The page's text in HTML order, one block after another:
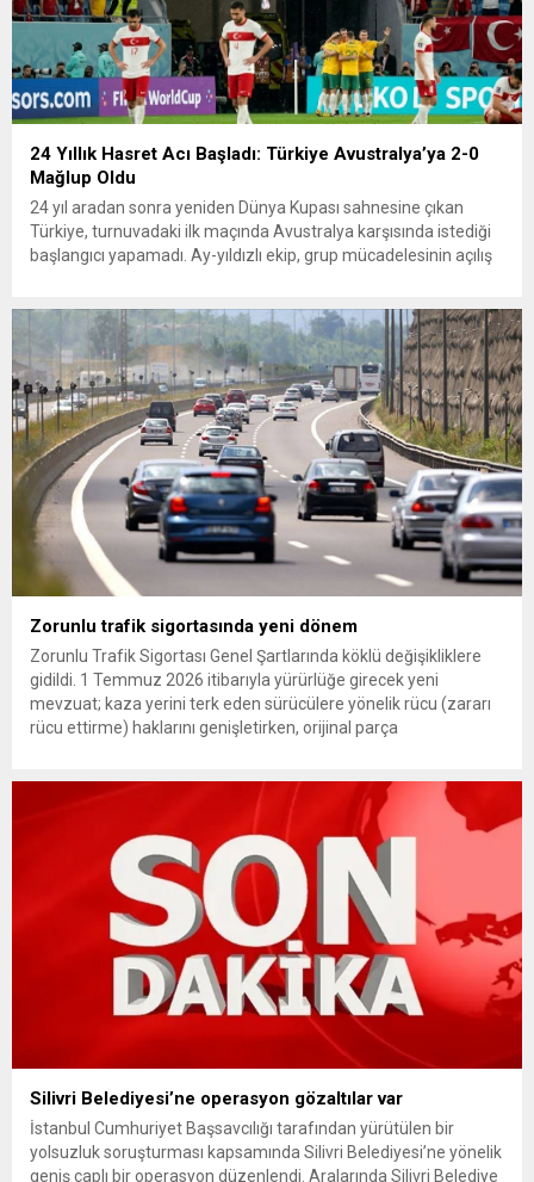
24 Yıllık Hasret Acı Başladı: Türkiye Avustralya’ya 2-0
Mağlup Oldu
24 yıl aradan sonra yeniden Dünya Kupası sahnesine çıkan
Türkiye, turnuvadaki ilk maçında Avustralya karşısında istediği
başlangıcı yapamadı. Ay-yıldızlı ekip, grup mücadelesinin açılış
itibaren iki takım da kontrollü bir oyun sergilerken, Avustralya
özellikle hızlı hücumlarla etkili olmaya...
Zorunlu trafik sigortasında yeni dönem
Zorunlu Trafik Sigortası Genel Şartlarında köklü değişikliklere
gidildi. 1 Temmuz 2026 itibarıyla yürürlüğe girecek yeni
mevzuat; kaza yerini terk eden sürücülere yönelik rücu (zararı
rücu ettirme) haklarını genişletirken, orijinal parça
getiriyor. Hazine Müsteşarlığına bağlı ilgili kurumlarca...
Silivri Belediyesi’ne operasyon gözaltılar var
İstanbul Cumhuriyet Başsavcılığı tarafından yürütülen bir
yolsuzluk soruşturması kapsamında Silivri Belediyesi’ne yönelik
geniş çaplı bir operasyon düzenlendi. Aralarında Silivri Belediye